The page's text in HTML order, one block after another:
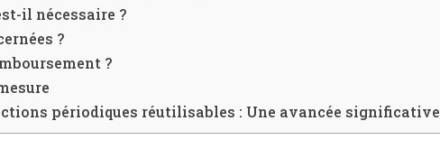
Privacy Policy.
: Publication du
il nécessaire ?
?
?
périodiques réutilisables : Une avancée significative